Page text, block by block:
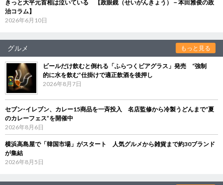
きっと大平元首相は泣いている 【政眼鏡（せいがんきょう）－本田雅俊の政
治コラム】
2026年6月10日
グルメ もっと見る
ビールだけ飲むと倒れる「ふらつくビアグラス」発売 “強制
的に水を飲む”仕掛けで適正飲酒を後押し
2026年8月7日
セブン‐イレブン、カレー15商品を一斉投入 名店監修から冷製うどんまで“夏
のカレーフェス”を開催中
2026年8月6日
横浜高島屋で「韓国市場」がスタート 人気グルメから雑貨まで約30ブランド
が集結
2026年8月5日